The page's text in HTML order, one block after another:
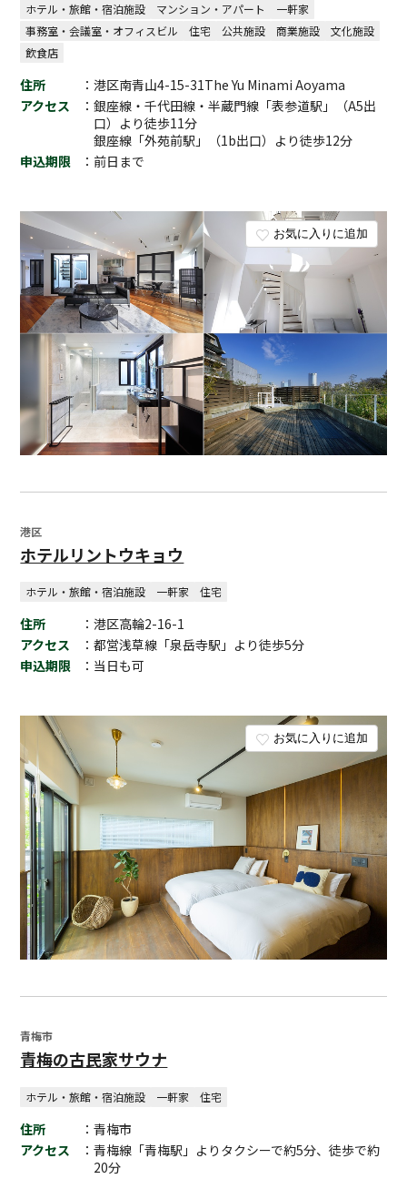
お気に入りに追加
ホテル・旅館・宿泊施設 マンション・アパート
一軒家
事務室・会議室・オフィスビル
住宅 公共施設 商業施設
文化施設
飲食店
住所
：港区南青山4-15-31The Yu Minami Aoyama
アクセス
：銀座線・千代田線・半蔵門線「表参道駅」（A5出
口）より徒歩11分
銀座線「外苑前駅」（1b出口）より徒歩12分
申込期限
：前日まで
お気に入りに追加
港区
ホテルリントウキョウ
ホテル・旅館・宿泊施設 一軒家 住宅
住所
：港区高輪2-16-1
アクセス
：都営浅草線「泉岳寺駅」より徒歩5分
申込期限
：当日も可
青梅市
青梅の古民家サウナ
ホテル・旅館・宿泊施設 一軒家 住宅
住所
：青梅市
アクセス
：青梅線「青梅駅」よりタクシーで約5分、徒歩で約
20分